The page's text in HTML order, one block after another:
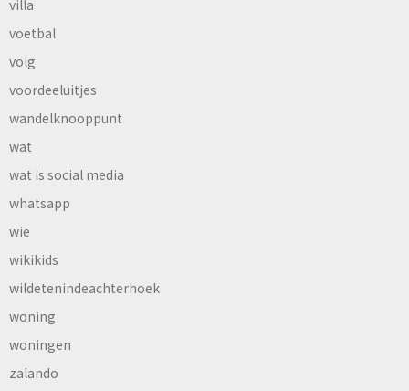
villa
voetbal
volg
voordeeluitjes
wandelknooppunt
wat
wat is social media
whatsapp
wie
wikikids
wildetenindeachterhoek
woning
woningen
zalando